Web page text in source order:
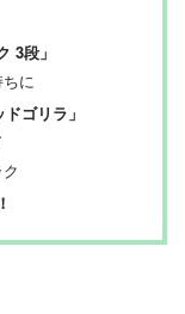
3段」
に
ゴリラ」